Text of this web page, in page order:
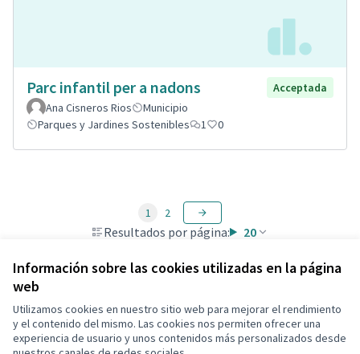
Información sobre las cookies utilizadas en la página
web
Utilizamos cookies en nuestro sitio web para mejorar el rendimiento
y el contenido del mismo. Las cookies nos permiten ofrecer una
experiencia de usuario y unos contenidos más personalizados desde
Parc infantil per a nadons
Acceptada
Ana Cisneros Rios
Municipio
Parques y Jardines Sostenibles
1 0
Resultados por página: 20
1 2
Términos y condiciones de uso
Configuración de cookies
Decidim Calafell en X
Decidim Calafell en Facebook
Decidim Calafell en YouTube
Decidim Calafell en GitHub